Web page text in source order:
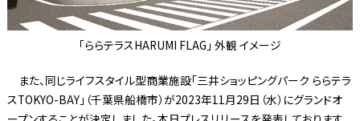
「ららテラスHARUMI FLAG」 外観 イメージ
また、同じライフスタイル型商業施設「三井ショッピングパーク ららテラ
スTOKYO-BAY」（千葉県船橋市）が2023年11月29日（水）にグランドオ